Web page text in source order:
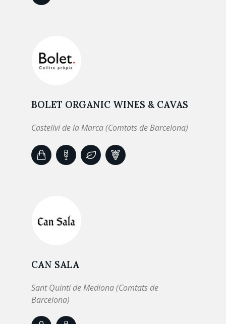
BOLET ORGANIC WINES & CAVAS
Castellvi de la Marca (Comtats de Barcelona)
CAN SALA
Sant Quintí de Mediona (Comtats de
Barcelona)